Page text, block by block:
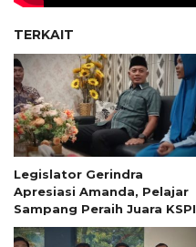
TERKAIT
Legislator Gerindra
Apresiasi Amanda, Pelajar
Sampang Peraih Juara KSPI